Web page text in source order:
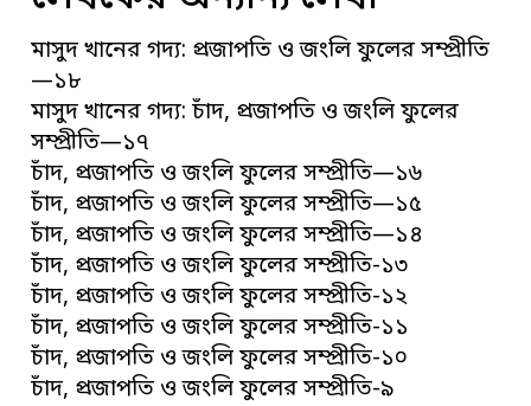
মাসুদ খানের গদ্য: প্রজাপতি ও জংলি ফুলের সম্প্রীতি
—১৮
মাসুদ খানের গদ্য: চাঁদ, প্রজাপতি ও জংলি ফুলের
সম্প্রীতি—১৭
চাঁদ, প্রজাপতি ও জংলি ফুলের সম্প্রীতি—১৬
চাঁদ, প্রজাপতি ও জংলি ফুলের সম্প্রীতি—১৫
চাঁদ, প্রজাপতি ও জংলি ফুলের সম্প্রীতি—১৪
চাঁদ, প্রজাপতি ও জংলি ফুলের সম্প্রীতি-১৩
চাঁদ, প্রজাপতি ও জংলি ফুলের সম্প্রীতি-১২
চাঁদ, প্রজাপতি ও জংলি ফুলের সম্প্রীতি-১১
চাঁদ, প্রজাপতি ও জংলি ফুলের সম্প্রীতি-১০
চাঁদ, প্রজাপতি ও জংলি ফুলের সম্প্রীতি-৯